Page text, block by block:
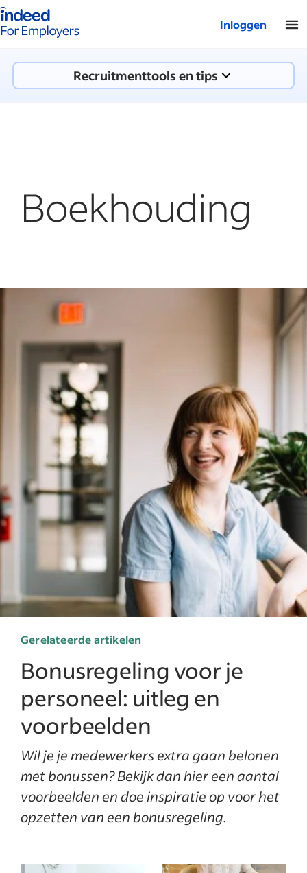
van Indeed - Voor werkgevers
Inloggen
Recruitmenttools en tips
Boekhouding
Gerelateerde artikelen
Bonusregeling voor je
personeel: uitleg en
voorbeelden
Wil je je medewerkers extra gaan belonen
met bonussen? Bekijk dan hier een aantal
voorbeelden en doe inspiratie op voor het
opzetten van een bonusregeling.